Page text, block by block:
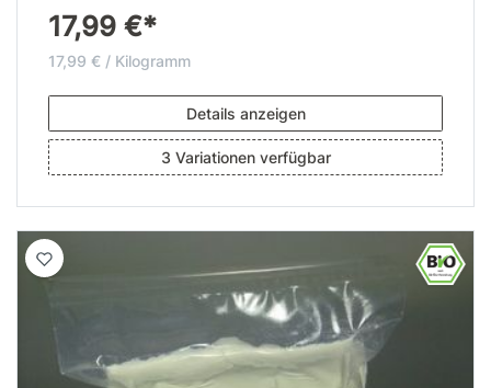
17,99 €*
17,99 € / Kilogramm
Details anzeigen
3 Variationen verfügbar